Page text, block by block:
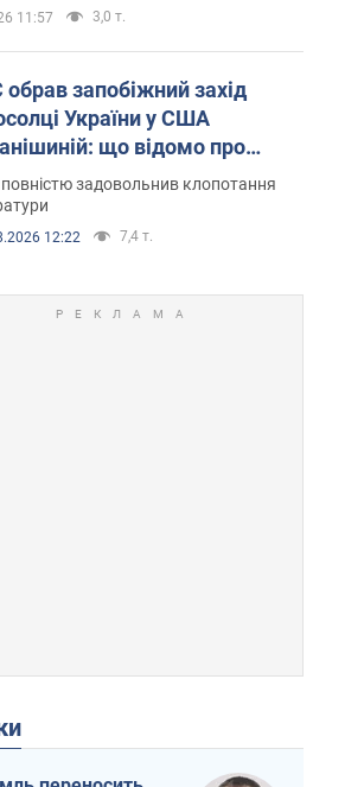
11:57 3,0 т.
захід
України у США
що відомо про
задовольнив клопотання
12:22 7,4 т.